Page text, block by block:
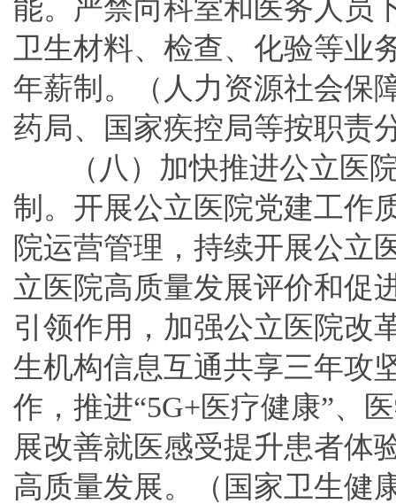
能。严禁向科室和医务人员
卫生材料、检查、化验等业
年薪制。（人力资源社会保
药局、国家疾控局等按职责
（八）加快推进公立医
制。开展公立医院党建工作
院运营管理，持续开展公立
立医院高质量发展评价和促
引领作用，加强公立医院改
生机构信息互通共享三年攻
作，推进“5G+医疗健康”、
展改善就医感受提升患者体
高质量发展。（国家卫生健